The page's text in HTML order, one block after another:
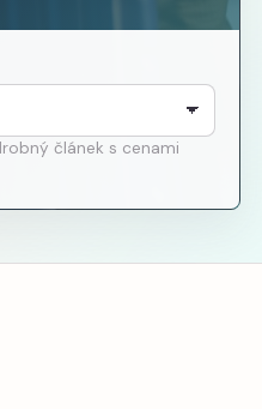
článek s cenami